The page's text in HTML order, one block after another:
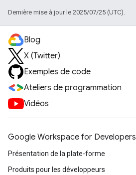
Dernière mise à jour le 2025/07/25 (UTC).
Blog
X (Twitter)
Exemples de code
Ateliers de programmation
Vidéos
Google Workspace for Developers
Présentation de la plate-forme
Produits pour les développeurs